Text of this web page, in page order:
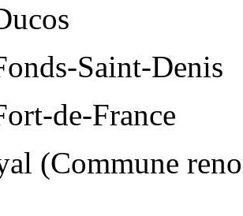
Saint-Denis
de-France
(Commune